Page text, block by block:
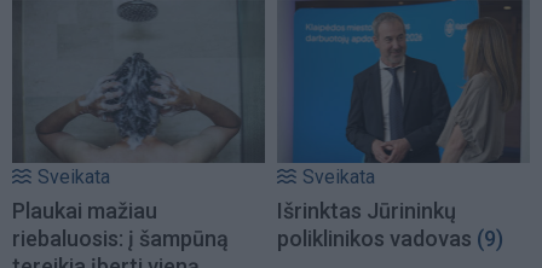
Sveikata
Plaukai mažiau
riebaluosis: į šampūną
Sveikata
Išrinktas Jūrininkų
poliklinikos vadovas (9)